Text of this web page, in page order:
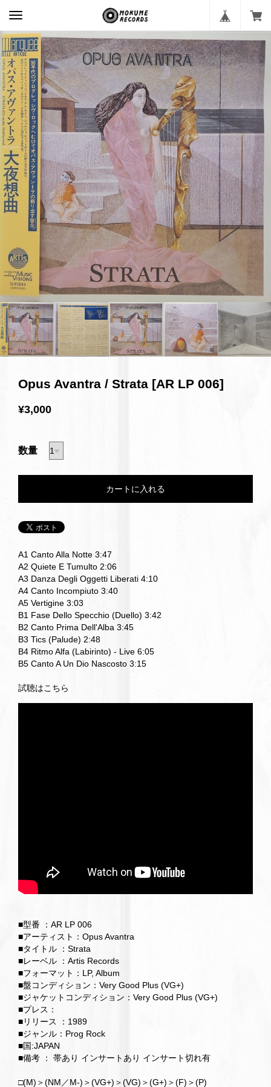
Opus Avantra / Strata [AR LP 006]
¥3,000
数量
A1 Canto Alla Notte 3:47
A2 Quiete E Tumulto 2:06
A3 Danza Degli Oggetti Liberati 4:10
A4 Canto Incompiuto 3:40
A5 Vertigine 3:03
B1 Fase Dello Specchio (Duello) 3:42
B2 Canto Prima Dell'Alba 3:45
B3 Tics (Palude) 2:48
B4 Ritmo Alfa (Labirinto) - Live 6:05
B5 Canto A Un Dio Nascosto 3:15
試聴はこちら
■型番 ：AR LP 006
■アーティスト：Opus Avantra
■タイトル ：Strata
■レーベル ：Artis Records
■フォーマット：LP, Album
■盤コンディション：Very Good Plus (VG+)
■ジャケットコンディション：Very Good Plus (VG+)
■プレス：
■リリース ：1989
■ジャンル：Prog Rock
■国:JAPAN
■備考 ： 帯あり インサートあり インサート切れ有
□(M)＞(NM／M-)＞(VG+)＞(VG)＞(G+)＞(F)＞(P)